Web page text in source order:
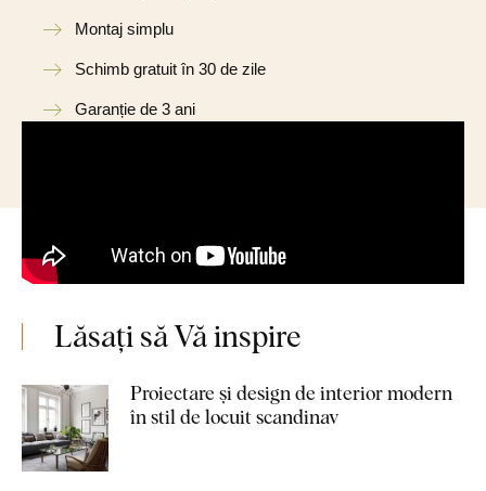
Montaj simplu
Schimb gratuit în 30 de zile
Garanție de 3 ani
Lăsați să Vă inspire
Proiectare și design de interior modern
în stil de locuit scandinav